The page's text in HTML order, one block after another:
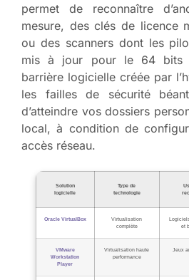
permet de reconnaître
mesure, des clés de licence
ou des scanners dont les
mis à jour pour le 64 bits
barrière logicielle créée par
les failles de sécurité
d’atteindre vos dossiers
local, à condition de
accès réseau.
Solution
logicielle
Type de
technologie
Oracle VirtualBox
Virtualisation
complète
et
VMware
Workstation
Player
Virtualisation haute
performance
Jeux